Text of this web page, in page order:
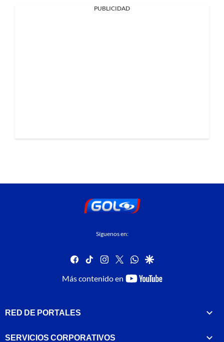
PUBLICIDAD
Síguenos en:
facebook
tiktok instagram
twitterwhatsapp
google
Más contenido en
youtube-
RED DE PORTALES
SERVICIOS CORPORATIVOS